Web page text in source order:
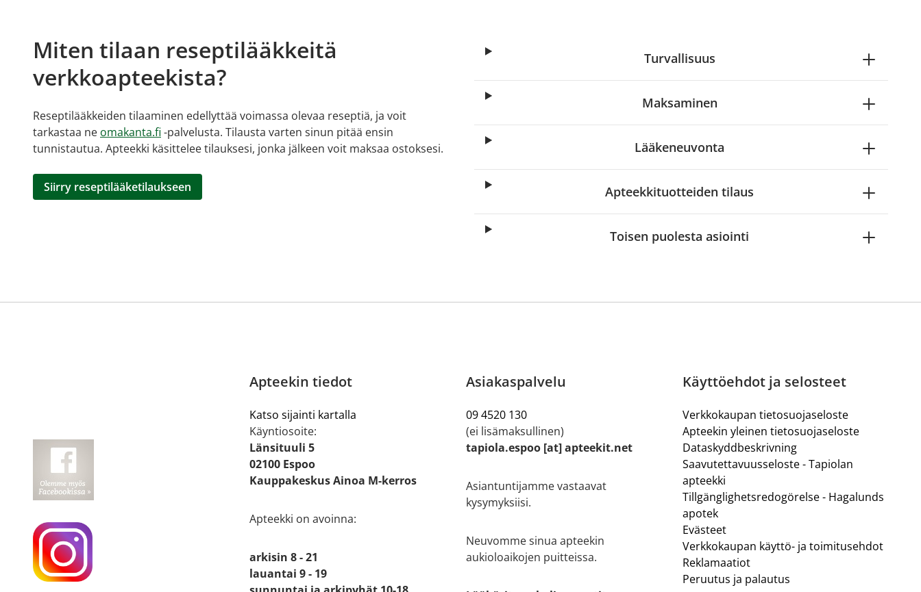
Miten tilaan reseptilääkkeitä
verkkoapteekista?
Reseptilääkkeiden tilaaminen edellyttää voimassa olevaa reseptiä, ja voit
tarkastaa ne omakanta.fi -palvelusta. Tilausta varten sinun pitää ensin
tunnistautua. Apteekki käsittelee tilauksesi, jonka jälkeen voit maksaa ostoksesi.
Siirry reseptilääketilaukseen
Turvallisuus
Maksaminen
Lääkeneuvonta
Apteekkituotteiden tilaus
Toisen puolesta asiointi
Apteekin tiedot
Katso sijainti kartalla
Käyntiosoite:
Länsituuli 5
02100 Espoo
Kauppakeskus Ainoa M-kerros
Apteekki on avoinna:
arkisin 8 - 21
lauantai 9 - 19
Asiakaspalvelu
09 4520 130
(ei lisämaksullinen)
tapiola.espoo [at] apteekit.net
Asiantuntijamme vastaavat
kysymyksiisi.
Neuvomme sinua apteekin
aukioloaikojen puitteissa.
Käyttöehdot ja selosteet
Verkkokaupan tietosuojaseloste
Apteekin yleinen tietosuojaseloste
Dataskyddbeskrivning
Saavutettavuusseloste - Tapiolan
apteekki
Tillgänglighetsredogörelse - Hagalunds
apotek
Evästeet
Verkkokaupan käyttö- ja toimitusehdot
Reklamaatiot
Peruutus ja palautus